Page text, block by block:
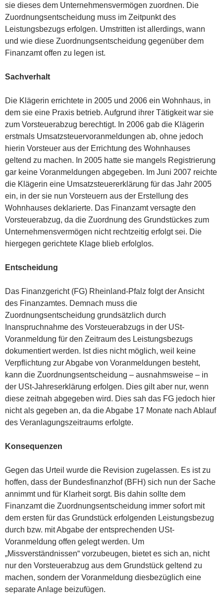
sie dieses dem Unternehmensvermögen zuordnen. Die
Zuordnungsentscheidung muss im Zeitpunkt des
Leistungsbezugs erfolgen. Umstritten ist allerdings, wann
und wie diese Zuordnungsentscheidung gegenüber dem
Finanzamt offen zu legen ist.
Sachverhalt
Die Klägerin errichtete in 2005 und 2006 ein Wohnhaus, in
dem sie eine Praxis betrieb. Aufgrund ihrer Tätigkeit war sie
zum Vorsteuerabzug berechtigt. In 2006 gab die Klägerin
erstmals Umsatzsteuervoranmeldungen ab, ohne jedoch
hierin Vorsteuer aus der Errichtung des Wohnhauses
geltend zu machen. In 2005 hatte sie mangels Registrierung
gar keine Voranmeldungen abgegeben. Im Juni 2007 reichte
die Klägerin eine Umsatzsteuererklärung für das Jahr 2005
ein, in der sie nun Vorsteuern aus der Erstellung des
Wohnhauses deklarierte. Das Finanzamt versagte den
Vorsteuerabzug, da die Zuordnung des Grundstückes zum
Unternehmensvermögen nicht rechtzeitig erfolgt sei. Die
hiergegen gerichtete Klage blieb erfolglos.
Entscheidung
Das Finanzgericht (FG) Rheinland-Pfalz folgt der Ansicht
des Finanzamtes. Demnach muss die
Zuordnungsentscheidung grundsätzlich durch
Inanspruchnahme des Vorsteuerabzugs in der USt-
Voranmeldung für den Zeitraum des Leistungsbezugs
dokumentiert werden. Ist dies nicht möglich, weil keine
Verpflichtung zur Abgabe von Voranmeldungen besteht,
kann die Zuordnungsentscheidung – ausnahmsweise – in
der USt-Jahreserklärung erfolgen. Dies gilt aber nur, wenn
diese zeitnah abgegeben wird. Dies sah das FG jedoch hier
nicht als gegeben an, da die Abgabe 17 Monate nach Ablauf
des Veranlagungszeitraums erfolgte.
Konsequenzen
Gegen das Urteil wurde die Revision zugelassen. Es ist zu
hoffen, dass der Bundesfinanzhof (BFH) sich nun der Sache
annimmt und für Klarheit sorgt. Bis dahin sollte dem
Finanzamt die Zuordnungsentscheidung immer sofort mit
dem ersten für das Grundstück erfolgenden Leistungsbezug
durch bzw. mit Abgabe der entsprechenden USt-
Voranmeldung offen gelegt werden. Um
„Missverständnissen“ vorzubeugen, bietet es sich an, nicht
nur den Vorsteuerabzug aus dem Grundstück geltend zu
machen, sondern der Voranmeldung diesbezüglich eine
separate Anlage beizufügen.